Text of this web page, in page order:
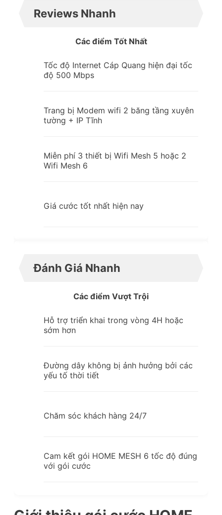
Reviews Nhanh
Các điểm Tốt Nhất
Tốc độ Internet Cáp Quang hiện đại tốc
độ 500 Mbps
Trang bị Modem wifi 2 băng tầng xuyên
tường + IP Tĩnh
Miễn phí 3 thiết bị Wifi Mesh 5 hoặc 2
Wifi Mesh 6
Giá cước tốt nhất hiện nay
Đánh Giá Nhanh
Các điểm Vượt Trội
Hỗ trợ triển khai trong vòng 4H hoặc
sớm hơn
Đường dây không bị ảnh hưởng bởi các
yếu tố thời tiết
Chăm sóc khách hàng 24/7
Cam kết gói HOME MESH 6 tốc độ đúng
với gói cước